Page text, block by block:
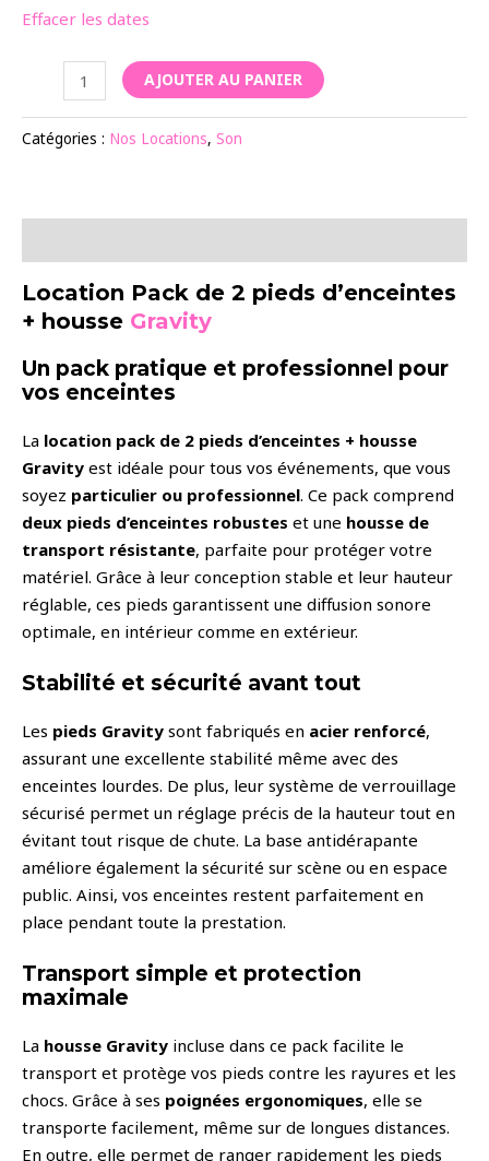
Effacer les dates
quantité
Pack
+
housse
AJOUTER AU PANIER
Catégories : Nos Locations, Son
Location Pack de 2 pieds d’enceintes
+ housse Gravity
Un pack pratique et professionnel pour
vos enceintes
La location pack de 2 pieds d’enceintes + housse
Gravity est idéale pour tous vos événements, que vous
soyez particulier ou professionnel. Ce pack comprend
deux pieds d’enceintes robustes et une housse de
transport résistante, parfaite pour protéger votre
matériel. Grâce à leur conception stable et leur hauteur
réglable, ces pieds garantissent une diffusion sonore
optimale, en intérieur comme en extérieur.
Stabilité et sécurité avant tout
Les pieds Gravity sont fabriqués en acier renforcé,
assurant une excellente stabilité même avec des
enceintes lourdes. De plus, leur système de verrouillage
sécurisé permet un réglage précis de la hauteur tout en
évitant tout risque de chute. La base antidérapante
améliore également la sécurité sur scène ou en espace
public. Ainsi, vos enceintes restent parfaitement en
place pendant toute la prestation.
Transport simple et protection
maximale
La housse Gravity incluse dans ce pack facilite le
transport et protège vos pieds contre les rayures et les
chocs. Grâce à ses poignées ergonomiques, elle se
transporte facilement, même sur de longues distances.
En outre, elle permet de ranger rapidement les pieds